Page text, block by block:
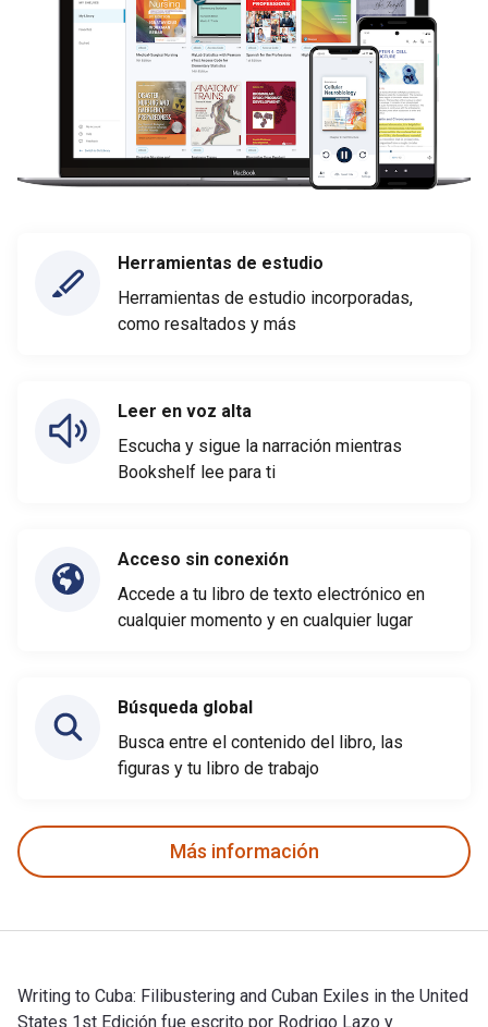
Herramientas de estudio
Herramientas de estudio incorporadas,
como resaltados y más
Leer en voz alta
Escucha y sigue la narración mientras
Bookshelf lee para ti
Acceso sin conexión
Accede a tu libro de texto electrónico en
cualquier momento y en cualquier lugar
Búsqueda global
Busca entre el contenido del libro, las
figuras y tu libro de trabajo
Más información
Writing to Cuba: Filibustering and Cuban Exiles in the United
States 1st Edición fue escrito por Rodrigo Lazo y